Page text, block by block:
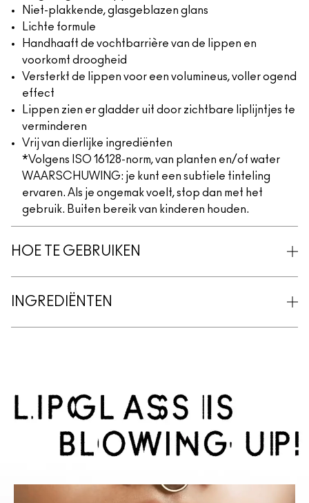
Niet-plakkende, glasgeblazen glans
Lichte formule
Handhaaft de vochtbarrière van de lippen en
voorkomt droogheid
Versterkt de lippen voor een volumineus, voller ogend
effect
Lippen zien er gladder uit door zichtbare liplijntjes te
verminderen
Vrij van dierlijke ingrediënten
*Volgens ISO 16128-norm, van planten en/of water
WAARSCHUWING: je kunt een subtiele tinteling
ervaren. Als je ongemak voelt, stop dan met het
gebruik. Buiten bereik van kinderen houden.
HOE TE GEBRUIKEN
INGREDIËNTEN